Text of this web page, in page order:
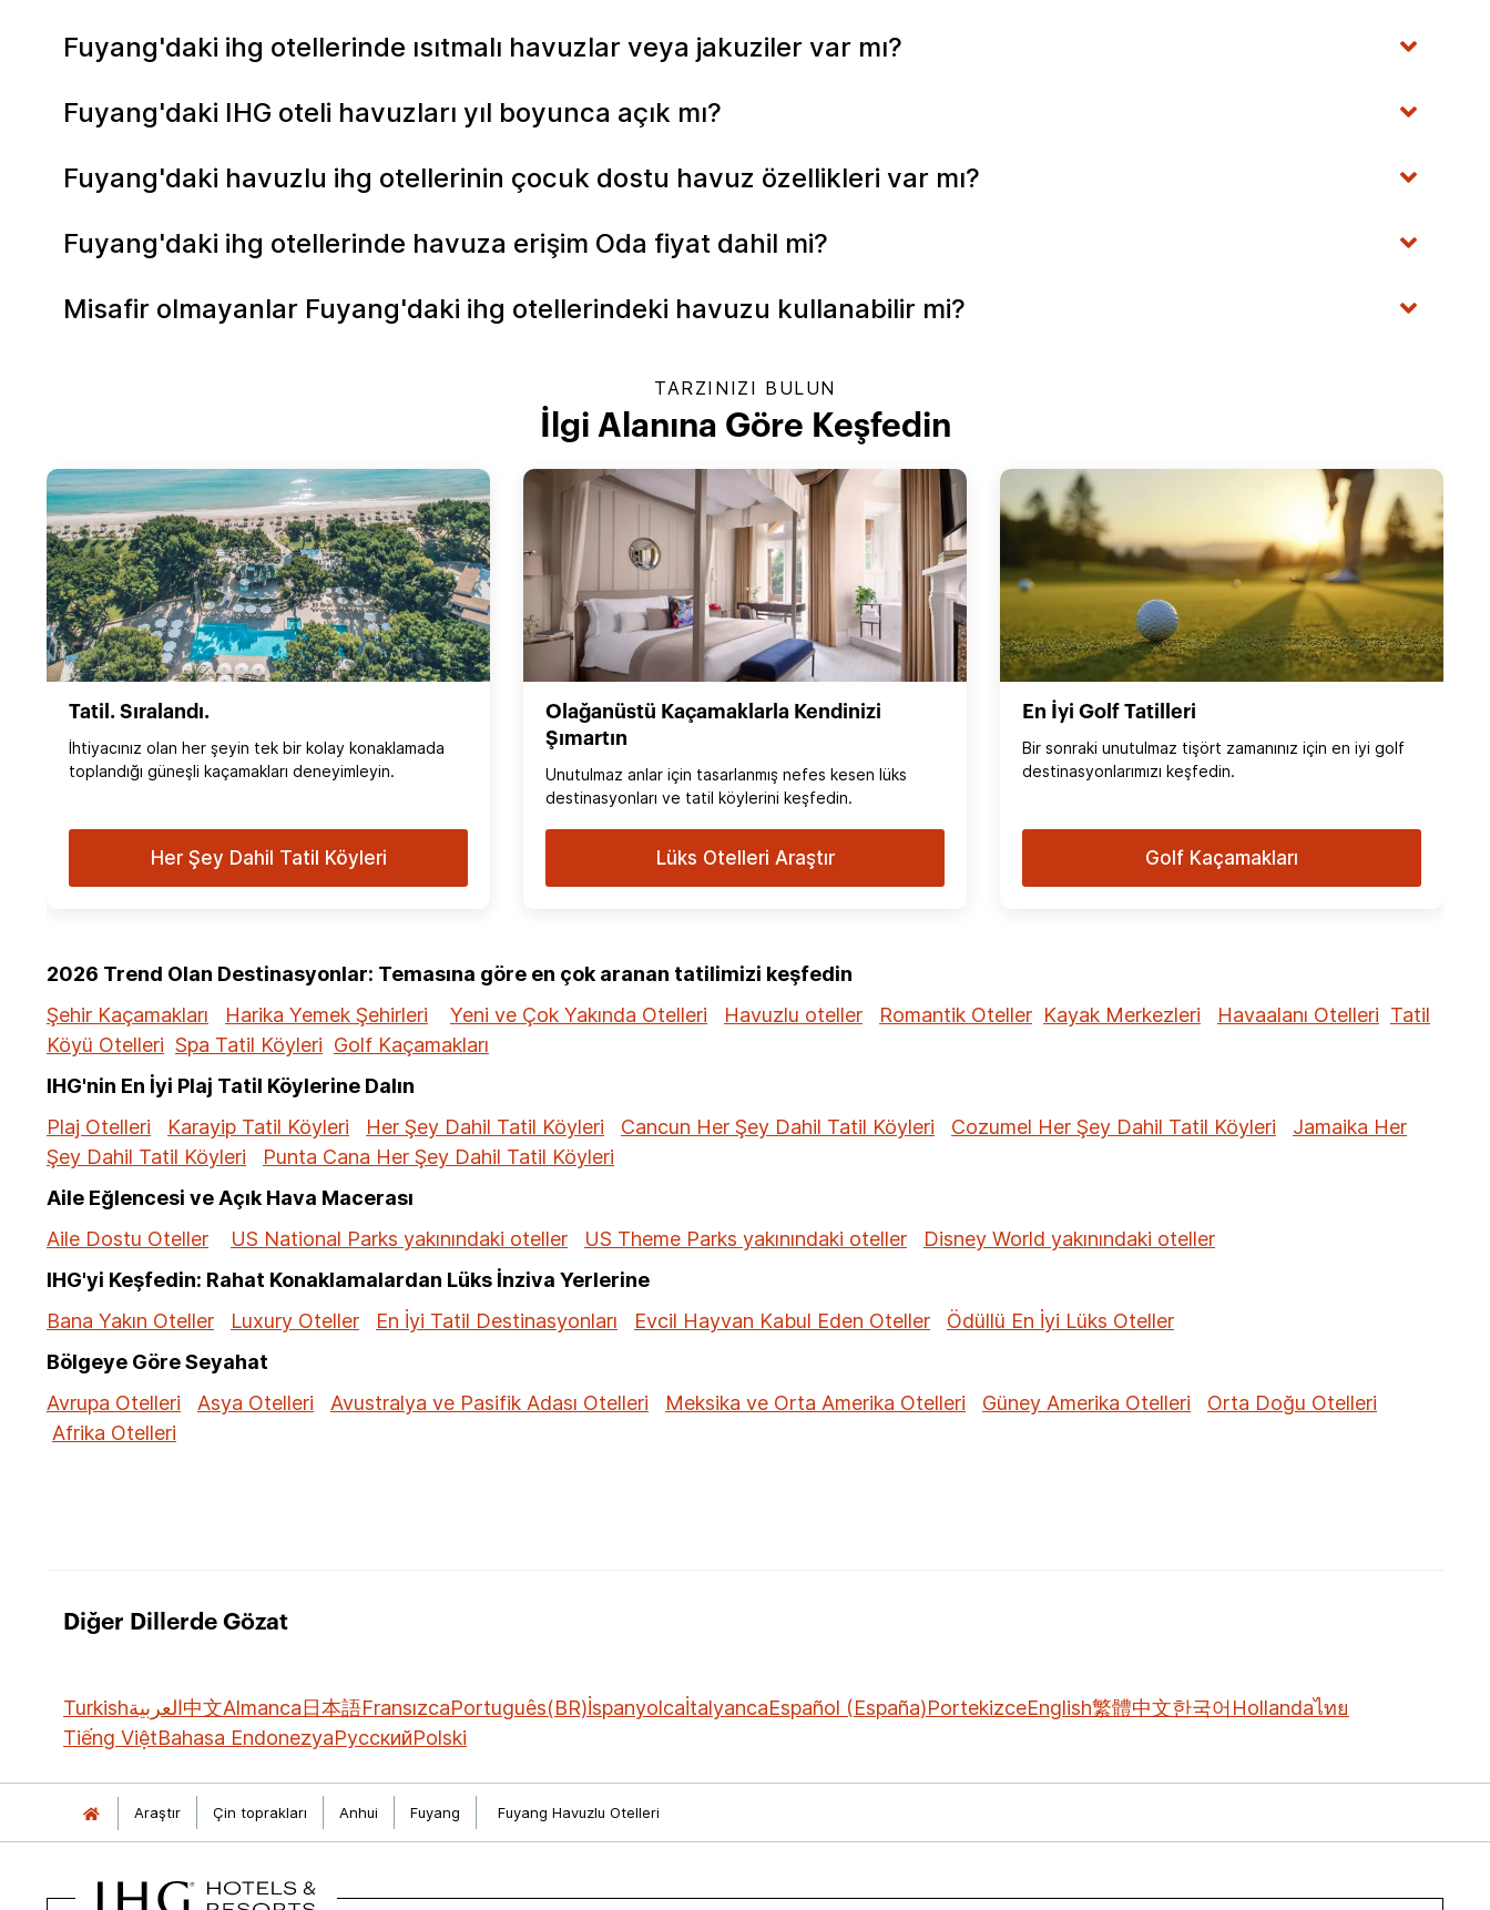
Fuyang'daki ihg otellerinde ısıtmalı havuzlar veya jakuziler var mı?
Fuyang'daki IHG oteli havuzları yıl boyunca açık mı?
Fuyang'daki havuzlu ihg otellerinin çocuk dostu havuz özellikleri var mı?
Fuyang'daki ihg otellerinde havuza erişim Oda fiyat dahil mi?
Misafir olmayanlar Fuyang'daki ihg otellerindeki havuzu kullanabilir mi?
TARZINIZI BULUN
İlgi Alanına Göre Keşfedin
Tatil. Sıralandı.
İhtiyacınız olan her şeyin tek bir kolay konaklamada
toplandığı güneşli kaçamakları deneyimleyin.
Her Şey Dahil Tatil Köyleri
Olağanüstü Kaçamaklarla Kendinizi
Şımartın
Unutulmaz anlar için tasarlanmış nefes kesen lüks
destinasyonları ve tatil köylerini keşfedin.
Lüks Otelleri Araştır
En İyi Golf Tatilleri
Bir sonraki unutulmaz tişört zamanınız için en iyi golf
destinasyonlarımızı keşfedin.
Golf Kaçamakları
2026 Trend Olan Destinasyonlar: Temasına göre en çok aranan tatilimizi keşfedin
Şehir Kaçamakları
Harika Yemek Şehirleri Yeni ve Çok Yakında Otelleri Havuzlu oteller Romantik Oteller Kayak Merkezleri Havaalanı Otelleri Tatil
Köyü Otelleri Spa Tatil Köyleri Golf Kaçamakları
IHG'nin En İyi Plaj Tatil Köylerine Dalın
Plaj Otelleri
Karayip Tatil Köyleri Her Şey Dahil Tatil Köyleri Cancun Her Şey Dahil Tatil Köyleri Cozumel Her Şey Dahil Tatil Köyleri
Jamaika Her
Şey Dahil Tatil Köyleri
Punta Cana Her Şey Dahil Tatil Köyleri
Aile Eğlencesi ve Açık Hava Macerası
Aile Dostu Oteller
US National Parks yakınındaki oteller US Theme Parks yakınındaki oteller
Disney World yakınındaki oteller
IHG'yi Keşfedin: Rahat Konaklamalardan Lüks İnziva Yerlerine
Bana Yakın Oteller
Luxury Oteller En İyi Tatil Destinasyonları Evcil Hayvan Kabul Eden Oteller
Ödüllü En İyi Lüks Oteller
Bölgeye Göre Seyahat
Avrupa Otelleri
Asya Otelleri Avustralya ve Pasifik Adası Otelleri Meksika ve Orta Amerika Otelleri Güney Amerika Otelleri
Orta Doğu Otelleri
Afrika Otelleri
Diğer Dillerde Gözat
Turkishالعربية中文Almanca日本語FransızcaPortuguês(BR)İspanyolcaİtalyancaEspañol (España)PortekizceEnglish繁體中文한국어 Hollandaไทย
Tiếng ViệtBahasa EndonezyaРусскийPolski
Araştır Çin toprakları Anhui Fuyang Fuyang Havuzlu Otelleri